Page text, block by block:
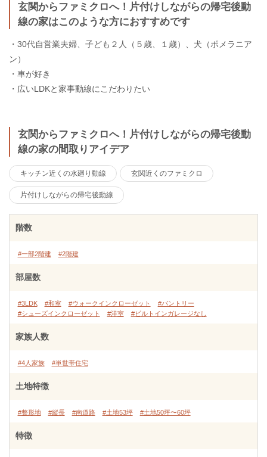
玄関からファミクロへ！片付けしながらの帰宅後動
線の家はこのような方におすすめです
・30代自営業夫婦、子ども２人（５歳、１歳）、犬（ポメラニア
ン）
・車が好き
・広いLDKと家事動線にこだわりたい
玄関からファミクロへ！片付けしながらの帰宅後動
線の家の間取りアイデア
キッチン近くの水廻り動線 玄関近くのファミクロ
片付けしながらの帰宅後動線
階数
#一部2階建 #2階建
部屋数
#3LDK #和室 #ウォークインクローゼット
#パントリー
#シューズインクローゼット
#洋室 #ビルトインガレージなし
家族人数
#4人家族 #単世帯住宅
土地特徴
#整形地 #縦長 #南道路 #土地53坪 #土地50坪〜60坪
特徴